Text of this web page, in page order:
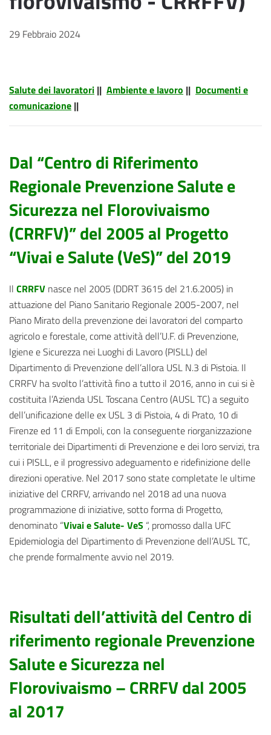
29 Febbraio 2024
Salute dei lavoratori || Ambiente e lavoro || Documenti e
comunicazione ||
Dal “Centro di Riferimento
Regionale Prevenzione Salute e
Sicurezza nel Florovivaismo
(CRRFV)” del 2005 al Progetto
“Vivai e Salute (VeS)” del 2019
Il CRRFV nasce nel 2005 (DDRT 3615 del 21.6.2005) in
attuazione del Piano Sanitario Regionale 2005-2007, nel
Piano Mirato della prevenzione dei lavoratori del comparto
agricolo e forestale, come attività dell’U.F. di Prevenzione,
Igiene e Sicurezza nei Luoghi di Lavoro (PISLL) del
Dipartimento di Prevenzione dell’allora USL N.3 di Pistoia. Il
CRRFV ha svolto l’attività fino a tutto il 2016, anno in cui si è
costituita l’Azienda USL Toscana Centro (AUSL TC) a seguito
dell’unificazione delle ex USL 3 di Pistoia, 4 di Prato, 10 di
Firenze ed 11 di Empoli, con la conseguente riorganizzazione
territoriale dei Dipartimenti di Prevenzione e dei loro servizi, tra
cui i PISLL, e il progressivo adeguamento e ridefinizione delle
direzioni operative. Nel 2017 sono state completate le ultime
iniziative del CRRFV, arrivando nel 2018 ad una nuova
programmazione di iniziative, sotto forma di Progetto,
denominato “Vivai e Salute- VeS “, promosso dalla UFC
Epidemiologia del Dipartimento di Prevenzione dell’AUSL TC,
che prende formalmente avvio nel 2019.
Risultati dell’attività del Centro di
riferimento regionale Prevenzione
Salute e Sicurezza nel
Florovivaismo – CRRFV dal 2005
al 2017